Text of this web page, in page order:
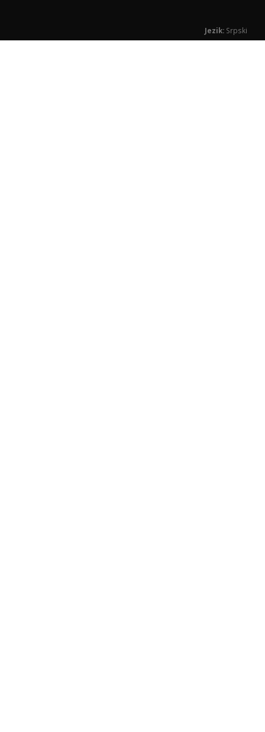
Jezik: Srpski